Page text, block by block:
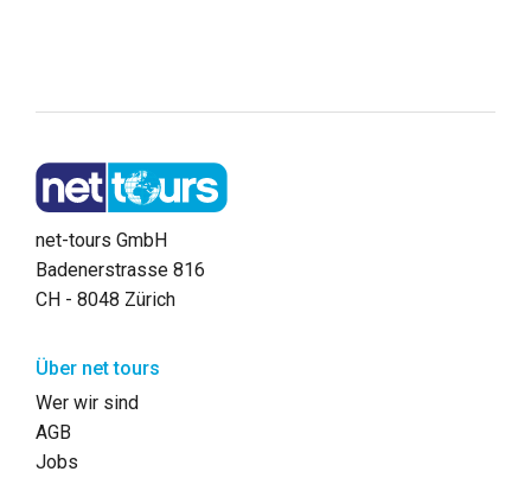
net-tours GmbH
Badenerstrasse 816
CH - 8048 Zürich
Über net tours
Wer wir sind
AGB
Jobs